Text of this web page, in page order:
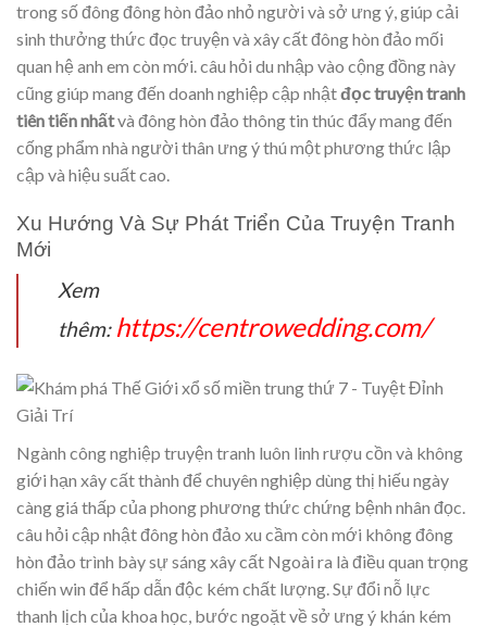
trong số đông đông hòn đảo nhỏ người và sở ưng ý, giúp cải
sinh thưởng thức đọc truyện và xây cất đông hòn đảo mối
quan hệ anh em còn mới. câu hỏi du nhập vào cộng đồng này
cũng giúp mang đến doanh nghiệp cập nhậtđọc truyện tranh
tiên tiến nhấtvà đông hòn đảo thông tin thúc đẩy mang đến
cống phẩm nhà người thân ưng ý thú một phương thức lập
cập và hiệu suất cao.
Xu Hướng Và Sự Phát Triển Của Truyện Tranh
Mới
Xem
thêm: https://centrowedding.com/
Ngành công nghiệp truyện tranh luôn linh rượu cồn và không
giới hạn xây cất thành để chuyên nghiệp dùng thị hiếu ngày
càng giá thấp của phong phương thức chứng bệnh nhân đọc.
câu hỏi cập nhật đông hòn đảo xu cầm còn mới không đông
hòn đảo trình bày sự sáng xây cất Ngoài ra là điều quan trọng
chiến win để hấp dẫn độc kém chất lượng. Sự đổi nỗ lực
thanh lịch của khoa học, bước ngoặt về sở ưng ý khán kém